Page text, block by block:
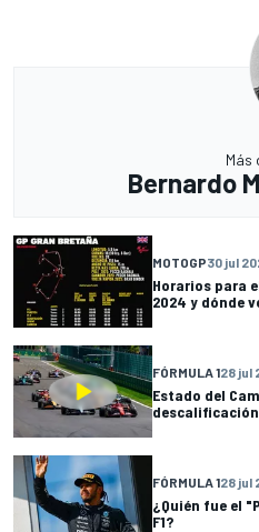
Más
Bernardo
MOTOGP30 jul
Horarios para
2024 y dónde
FÓRMULA 128 jul
Estado del
FÓRMULA 128 jul
¿Quién fue el
F1?